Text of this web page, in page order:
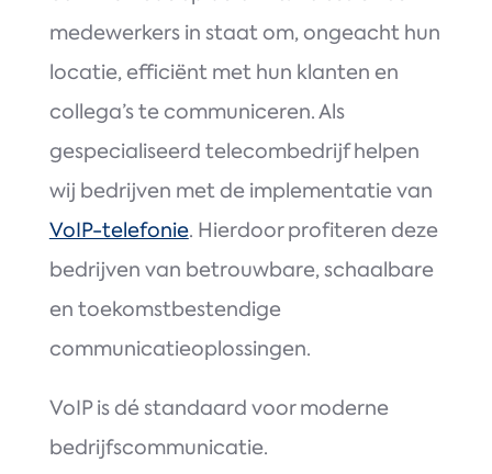
medewerkers in staat om, ongeacht hun
locatie, efficiënt met hun klanten en
collega’s te communiceren. Als
gespecialiseerd telecombedrijf helpen
wij bedrijven met de implementatie van
VoIP-telefonie. Hierdoor profiteren deze
bedrijven van betrouwbare, schaalbare
en toekomstbestendige
communicatieoplossingen.
VoIP is dé standaard voor moderne
bedrijfscommunicatie.